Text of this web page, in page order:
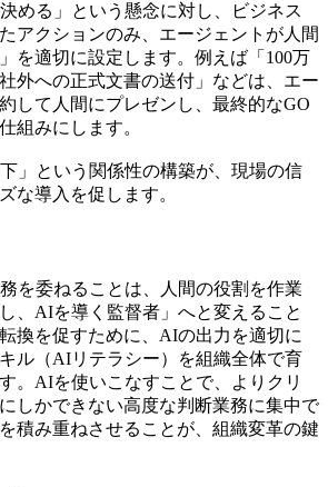
める」という懸念に対し、ビジネス
アクションのみ、エージェントが人間
を適切に設定します。例えば「100万
外への正式文書の送付」などは、エー
して人間にプレゼンし、最終的なGO
組みにします。
」という関係性の構築が、現場の信
な導入を促します。
を委ねることは、人間の役割を作業
、AIを導く監督者」へと変えること
換を促すために、AIの出力を適切に
ル（AIリテラシー）を組織全体で育
。AIを使いこなすことで、よりクリ
しかできない高度な判断業務に集中で
積み重ねさせることが、組織変革の鍵